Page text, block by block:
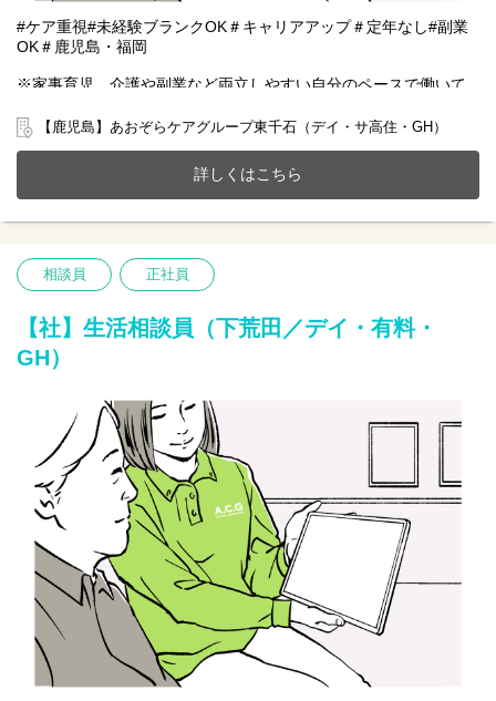
#ケア重視#未経験ブランクOK＃キャリアアップ＃定年なし#副業
OK＃鹿児島・福岡
※家事育児、介護や副業など両立しやすい自分のペースで働いて
鹿児島市東千石町にあるサービス付き高齢者向け住宅(全63室)と共
同生活援助(GH定員10名)、デイサービスが一体となったホームで
20～70代まで幅広い年齢層の方が活躍中です。
今までのご経験やスキルを当社で発揮して頂ける方を募集してい
【仕事内容】相談業務全般 ※夜勤は希望者のみ
〇入所退所手続
〇介助サポートなど
※初めての方は先輩が丁寧にサポートしますのでご安心ください
【鹿児島】あおぞらケアグループ東千石（デイ・サ高住・GH）
詳しくはこちら
相談員 正社員
【社】生活相談員（下荒田／デイ・有料・
GH）